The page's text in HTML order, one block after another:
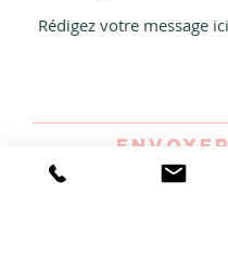
Envoyer